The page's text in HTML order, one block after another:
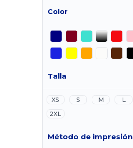
Color
Talla
XS S M L
2XL
Método de impresión